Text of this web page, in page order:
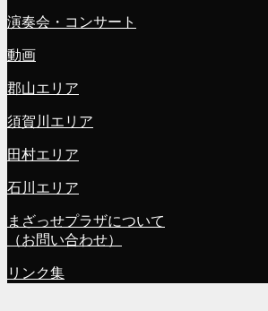
演奏会・コンサート
動画
郡山エリア
須賀川エリア
田村エリア
石川エリア
まざっせプラザについて
（お問い合わせ）
リンク集